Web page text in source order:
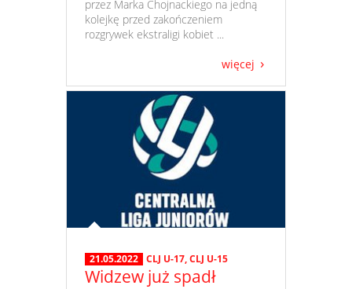
przez Marka Chojnackiego na jedną
kolejkę przed zakończeniem
rozgrywek ekstraligi kobiet ...
więcej
21.05.2022 CLJ U-17,CLJ U-15
Widzew już spadł